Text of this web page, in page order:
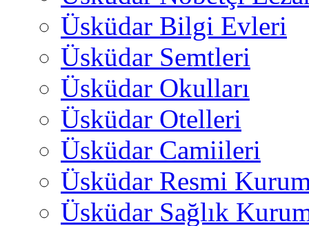
Üsküdar Bilgi Evleri
Üsküdar Semtleri
Üsküdar Okulları
Üsküdar Otelleri
Üsküdar Camiileri
Üsküdar Resmi
Üsküdar Sağlık